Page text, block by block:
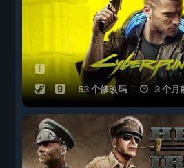
53 个修改码 3 个月